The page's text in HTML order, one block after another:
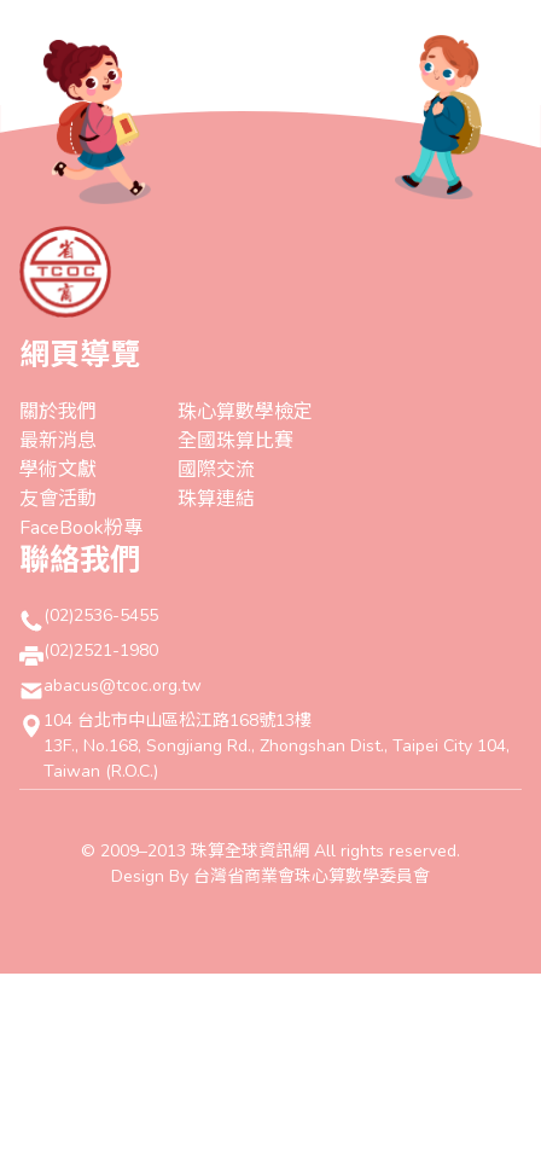
網頁導覽
關於我們
最新消息
學術文獻
友會活動
FaceBook粉專
珠心算數學檢定
全國珠算比賽
國際交流
珠算連結
聯絡我們
(02)2536-5455
(02)2521-1980
abacus@tcoc.org.tw
104 台北市中山區松江路168號13樓
13F., No.168, Songjiang Rd., Zhongshan Dist., Taipei City 104,
Taiwan (R.O.C.)
© 2009–2013 珠算全球資訊網 All rights reserved.
Design By 台灣省商業會珠心算數學委員會